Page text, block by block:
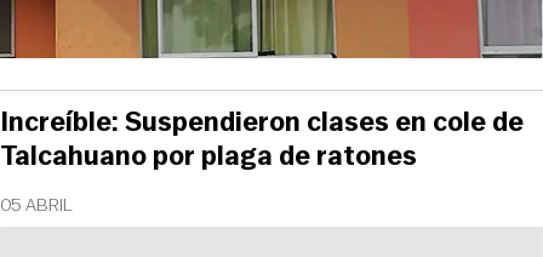
05 ABRIL
Increíble: Suspendieron clases en cole de
Talcahuano por plaga de ratones